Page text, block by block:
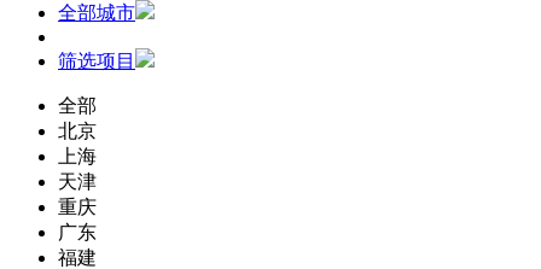
全部城市
筛选项目
全部
北京
上海
天津
重庆
广东
福建